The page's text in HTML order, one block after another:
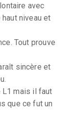
avec
niveau et
Tout prouve
sincère et
L1 mais il faut
que ce fut un